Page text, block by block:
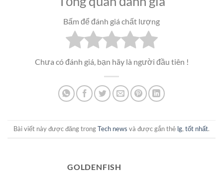
Bấm để đánh giá chất lượng
Chưa có đánh giá, bạn hãy là người đầu tiên !
Bài viết này được đăng trongTech news và được gắn thẻ lg, tốt nhất.
GOLDENFISH